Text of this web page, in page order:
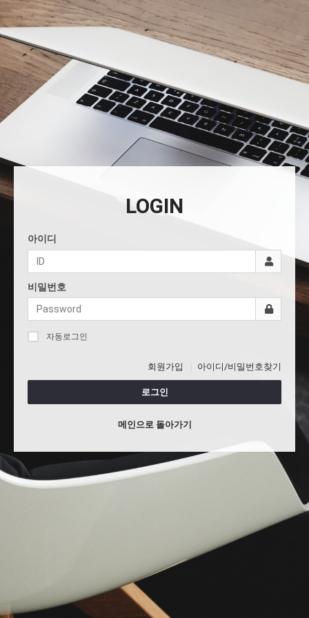
LOGIN
아이디
비밀번호
자동로그인
회원가입 아이디/비밀번호찾기
로그인
메인으로 돌아가기